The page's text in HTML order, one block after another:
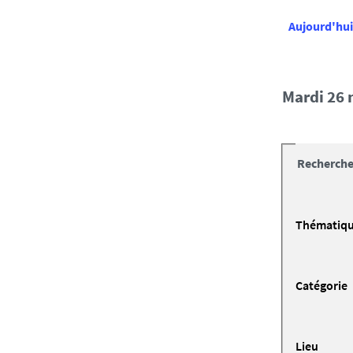
Aujourd'hui
mardi
Catégorie
Lieu